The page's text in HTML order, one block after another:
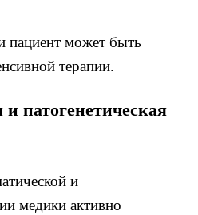
пациент может быть
терапии.
патогенетическая
и
медики активно